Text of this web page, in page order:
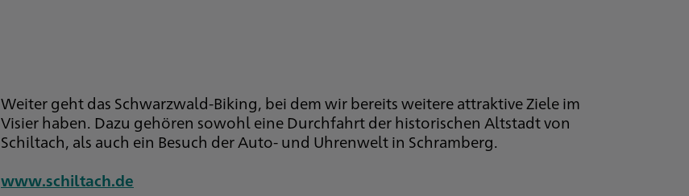
Weiter geht das Schwarzwald-Biking, bei dem wir bereits weitere attraktive Ziele im
Visier haben. Dazu gehören sowohl eine Durchfahrt der historischen Altstadt von
Schiltach, als auch ein Besuch der Auto- und Uhrenwelt in Schramberg.
www.schiltach.de